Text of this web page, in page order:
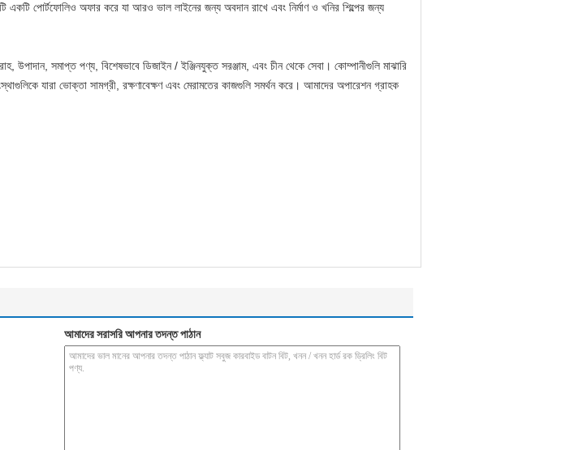
পোর্টফোলিও অফার করে যা আরও ভাল লাইনের জন্য অবদান রাখে এবং নির্মাণ ও খনির শিল্পের জন্য
সমাপ্ত পণ্য, বিশেষভাবে ডিজাইন / ইঞ্জিনযুক্ত সরঞ্জাম, এবং চীন থেকে সেবা। কোম্পানীগুলি মাঝারি
যারা ভোক্তা সামগ্রী, রক্ষণাবেক্ষণ এবং মেরামতের কাজগুলি সমর্থন করে। আমাদের অপারেশন গ্রাহক
আমাদের সরাসরি আপনার তদন্ত পাঠান